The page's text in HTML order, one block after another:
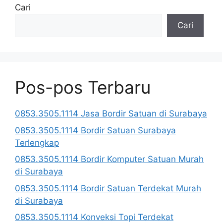
Cari
Cari
Pos-pos Terbaru
0853.3505.1114 Jasa Bordir Satuan di Surabaya
0853.3505.1114 Bordir Satuan Surabaya
Terlengkap
0853.3505.1114 Bordir Komputer Satuan Murah
di Surabaya
0853.3505.1114 Bordir Satuan Terdekat Murah
di Surabaya
0853.3505.1114 Konveksi Topi Terdekat